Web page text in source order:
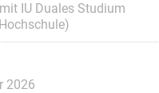
IU Duales Studium
2026